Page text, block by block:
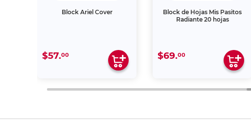
Block Ariel Cover
$57.00
Block de Hojas Mis Pasitos
Radiante 20 hojas
$69.00